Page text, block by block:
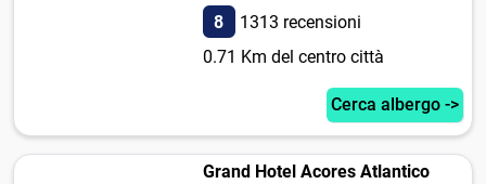
8
1313 recensioni
0.71 Km del centro città
Cerca albergo ->
Grand Hotel Acores Atlantico